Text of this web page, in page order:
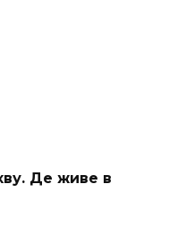
Де живе в